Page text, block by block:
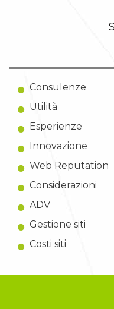
Consulenze
Utilità
Esperienze
Innovazione
Web Reputation
Considerazioni
ADV
Gestione siti
Costi siti